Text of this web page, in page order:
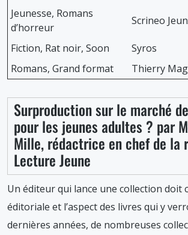
Jeunesse, Romans
d’horreur
Scrineo
Fiction, Rat noir, Soon
Syros
Romans, Grand format
Thierry
Surproduction sur le marché
pour les jeunes adultes ? par
Mille, rédactrice en chef de la
Lecture Jeune
Un éditeur qui lance une collection doit
éditoriale et l’aspect des livres qui y
dernières années, de nombreuses